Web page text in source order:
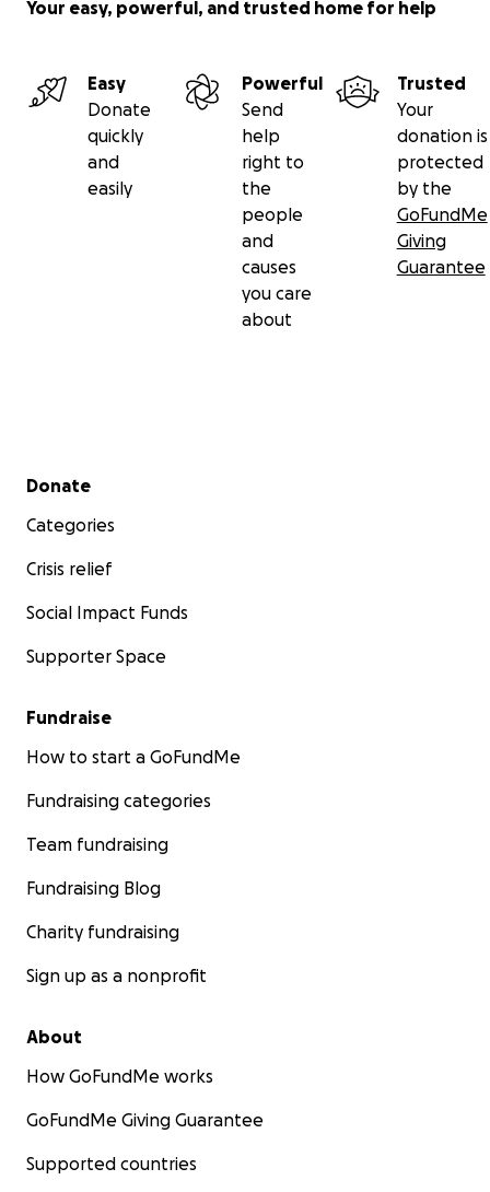
Your easy, powerful, and trusted home for help
Easy
Donate
quickly
and
easily
Powerful
Send
help
right to
the
people
and
causes
you care
about
Trusted
Your
donation is
protected
by the
GoFundMe
Giving
Guarantee
Secondary menu
Donate
Categories
Crisis relief
Social Impact Funds
Supporter Space
Fundraise
How to start a GoFundMe
Fundraising categories
Team fundraising
Fundraising Blog
Charity fundraising
Sign up as a nonprofit
About
How GoFundMe works
GoFundMe Giving Guarantee
Supported countries